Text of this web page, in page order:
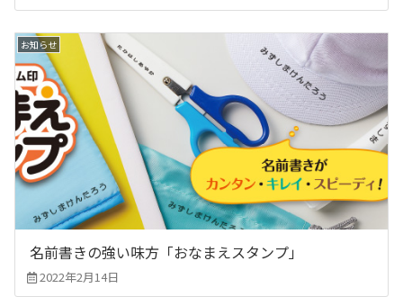
お知らせ
名前書きの強い味方「おなまえスタンプ」
2022年2月14日